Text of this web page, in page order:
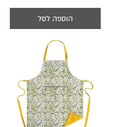
הוספה לסל